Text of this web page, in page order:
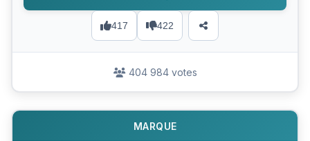
417 422
404 984 votes
MARQUE